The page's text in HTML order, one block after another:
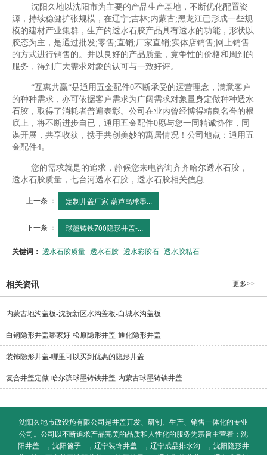
沈阳久地以沈阳市为主要的产品生产基地，不断优化配置资
源，持续稳健扩张规模，在辽宁;吉林;内蒙古;黑龙江已形成一些规
模的建材产业集群，生产的透水石胶产品具有透水的功能，形状以
胶态为主，是通过批发;零售;直销;厂家直销;实体店销售;网上销售
的方式进行销售的。并以良好的产品质量，竟争性的价格和周到的
服务，得到广大需求对象的认可与一致好评。
“互惠共赢“是通用五金配件0不断承受的运营理念，满意客户
的种种需求，亦可依据客户需求为广阔需求对象量身定做种种透水
石胶，取得了消耗者普遍表彰。公司在业内曾经博得精良名誉的根
底上，将不断进步自已，通用五金配件0愿与您一同精诚协作，同
谋开展，共享收获，携手共创美妙的寓居情况！公司地点：通用五
金配件4。
您的需求就是的追求，静候您来电咨询齐齐哈尔透水石胶，
透水石胶质量，七台河透水石胶，透水石胶相关信息
上一条 ： 定制井盖厂家-葫芦岛球墨...
下一条 ： 球墨铸铁700隐形井盖-...
关键词： 透水石胶质量 透水石胶 透水彩胶石 透水胶粘石
相关资讯 更多>>
内蒙古地沟盖板-沈抚新区水沟盖板-白城水沟盖板
白钢隐形井盖哪家好-松原隐形井盖-通化隐形井盖
装饰隐形井盖-哪里可以买到优惠的隐形井盖
复合井盖定做-哈尔滨球墨铸铁井盖-内蒙古球墨铸铁井盖
沈阳久地市政设施有限公司是井盖开发、研制、生产、销售一体化的专业
公司。公司以不断追求产品完美的品质和人性化的服务为宗旨主营着： 沈
阳井盖
， 沈阳篦子 ， 辽宁装饰井盖 ， 辽宁成品排水沟 ， 沈阳隐形井